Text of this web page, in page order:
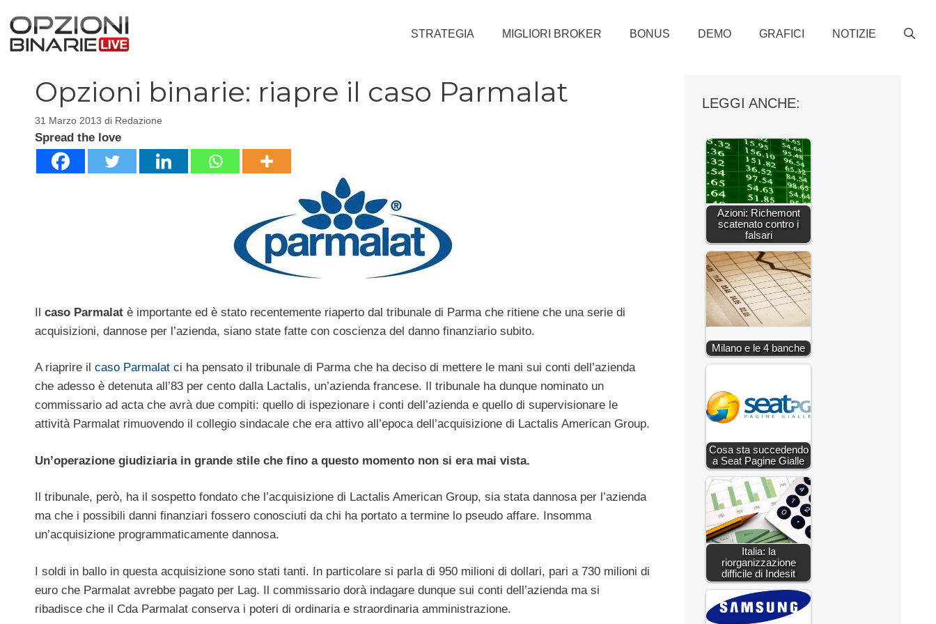
contenuto
STRATEGIA MIGLIORI BROKER BONUS DEMO GRAFICI NOTIZIE
Opzioni binarie: riapre il caso Parmalat
31 Marzo 2013 di Redazione
Spread the love
Il caso Parmalat è importante ed è stato recentemente riaperto dal tribunale di Parma che ritiene che una serie di
acquisizioni, dannose per l’azienda, siano state fatte con coscienza del danno finanziario subito.
A riaprire il caso Parmalat ci ha pensato il tribunale di Parma che ha deciso di mettere le mani sui conti dell’azienda
che adesso è detenuta all’83 per cento dalla Lactalis, un’azienda francese. Il tribunale ha dunque nominato un
commissario ad acta che avrà due compiti: quello di ispezionare i conti dell’azienda e quello di supervisionare le
attività Parmalat rimuovendo il collegio sindacale che era attivo all’epoca dell’acquisizione di Lactalis American Group.
Un’operazione giudiziaria in grande stile che fino a questo momento non si era mai vista.
Il tribunale, però, ha il sospetto fondato che l’acquisizione di Lactalis American Group, sia stata dannosa per l’azienda
ma che i possibili danni finanziari fossero conosciuti da chi ha portato a termine lo pseudo affare. Insomma
un’acquisizione programmaticamente dannosa.
I soldi in ballo in questa acquisizione sono stati tanti. In particolare si parla di 950 milioni di dollari, pari a 730 milioni di
euro che Parmalat avrebbe pagato per Lag. Il commissario dorà indagare dunque sui conti dell’azienda ma si
ribadisce che il Cda Parmalat conserva i poteri di ordinaria e straordinaria amministrazione.
LEGGI ANCHE:
Azioni: Richemont
scatenato contro i
falsari
Milano e le 4 banche
Cosa sta succedendo
a Seat Pagine Gialle
Italia: la
riorganizzazione
difficile di Indesit